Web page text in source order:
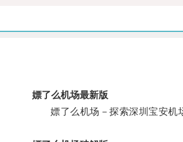
嫖了么机场最新版
嫖了么机场－探索深圳宝安机场